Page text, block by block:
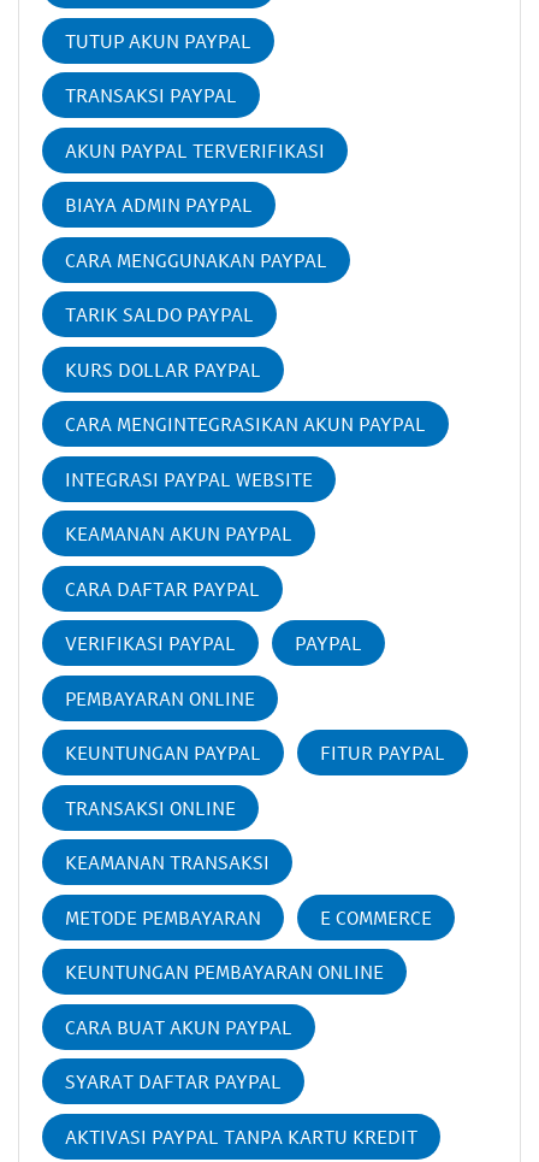
TUTUP AKUN PAYPAL
TRANSAKSI PAYPAL
AKUN PAYPAL TERVERIFIKASI
BIAYA ADMIN PAYPAL
CARA MENGGUNAKAN PAYPAL
TARIK SALDO PAYPAL
KURS DOLLAR PAYPAL
CARA MENGINTEGRASIKAN AKUN PAYPAL
INTEGRASI PAYPAL WEBSITE
KEAMANAN AKUN PAYPAL
CARA DAFTAR PAYPAL
VERIFIKASI PAYPAL PAYPAL
PEMBAYARAN ONLINE
KEUNTUNGAN PAYPAL FITUR PAYPAL
TRANSAKSI ONLINE
KEAMANAN TRANSAKSI
METODE PEMBAYARAN E COMMERCE
KEUNTUNGAN PEMBAYARAN ONLINE
CARA BUAT AKUN PAYPAL
SYARAT DAFTAR PAYPAL
AKTIVASI PAYPAL TANPA KARTU KREDIT